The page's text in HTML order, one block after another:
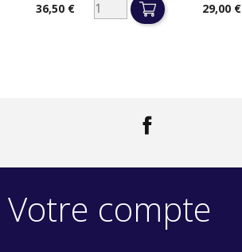
Prix36,50 € Prix29,00 €
Votre compte